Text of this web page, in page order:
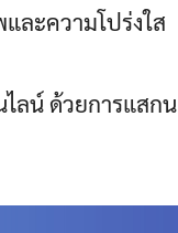
ละความโปร่งใส
ลน์ ด้วยการแสกน